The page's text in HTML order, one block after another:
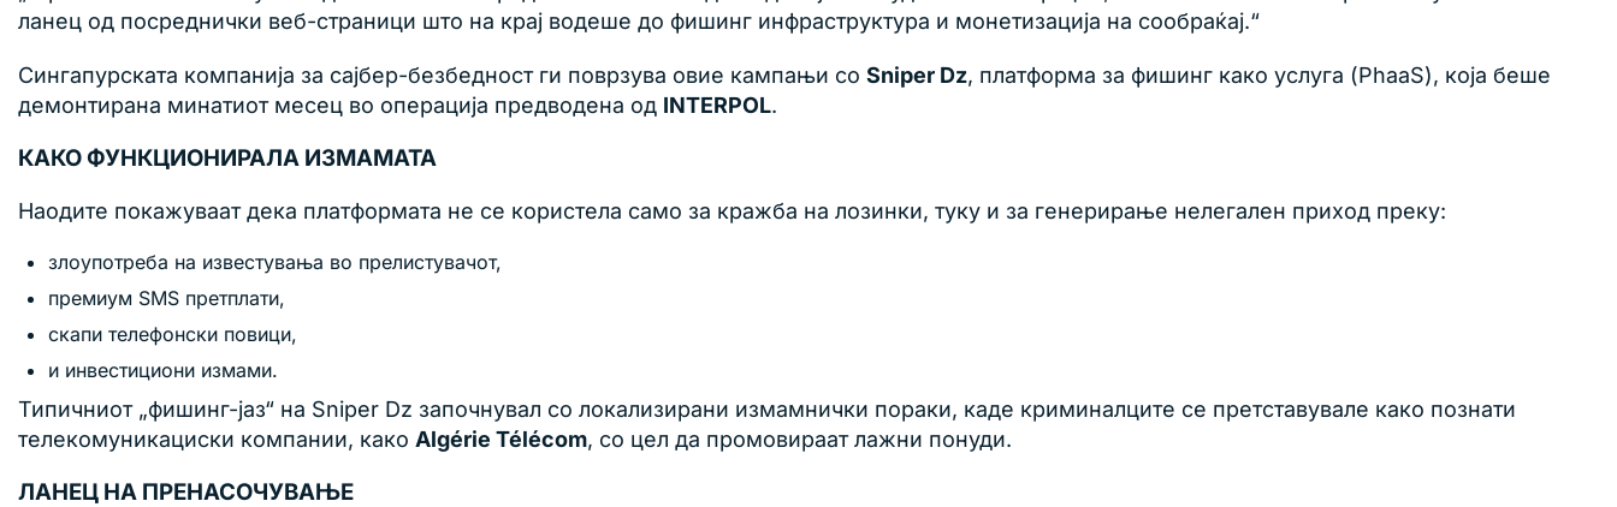
ланец од посреднички веб-страници што на крај водеше до фишинг инфраструктура и монетизација на сообраќај.“
Сингапурската компанија за сајбер-безбедност ги поврзува овие кампањи со Sniper Dz, платформа за фишинг како услуга (PhaaS), која беше
демонтирана минатиот месец во операција предводена од INTERPOL.
КАКО ФУНКЦИОНИРАЛА ИЗМАМАТА
Наодите покажуваат дека платформата не се користела само за кражба на лозинки, туку и за генерирање нелегален приход преку:
злоупотреба на известувања во прелистувачот,
премиум SMS претплати,
скапи телефонски повици,
и инвестициони измами.
Типичниот „фишинг-јаз“ на Sniper Dz започнувал со локализирани измамнички пораки, каде криминалците се претставувале како познати
телекомуникациски компании, како Algérie Télécom, со цел да промовираат лажни понуди.
ЛАНЕЦ НА ПРЕНАСОЧУВАЊЕ